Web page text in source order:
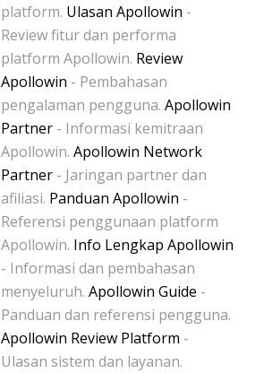
platform. Ulasan Apollowin -
Review fitur dan performa
platform Apollowin. Review
Apollowin - Pembahasan
pengalaman pengguna. Apollowin
Partner - Informasi kemitraan
Apollowin. Apollowin Network
Partner - Jaringan partner dan
afiliasi. Panduan Apollowin -
Referensi penggunaan platform
Apollowin. Info Lengkap Apollowin
- Informasi dan pembahasan
menyeluruh. Apollowin Guide -
Panduan dan referensi pengguna.
Apollowin Review Platform -
Ulasan sistem dan layanan.